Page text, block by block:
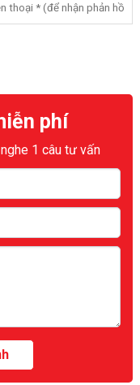
phí
1 câu tư vấn